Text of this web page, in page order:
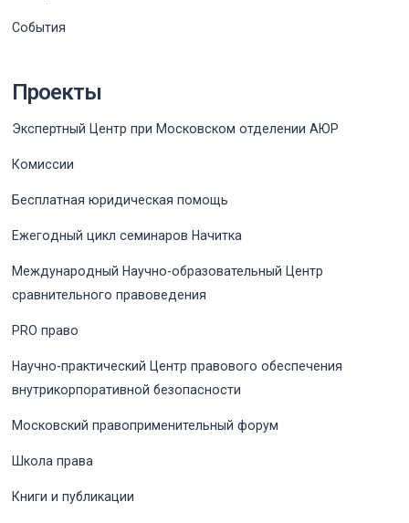
События
Проекты
Экспертный Центр при Московском отделении АЮР
Комиссии
Бесплатная юридическая помощь
Ежегодный цикл семинаров Начитка
Международный Научно-образовательный Центр
сравнительного правоведения
PRO право
Научно-практический Центр правового обеспечения
внутрикорпоративной безопасности
Московский правоприменительный форум
Школа права
Книги и публикации